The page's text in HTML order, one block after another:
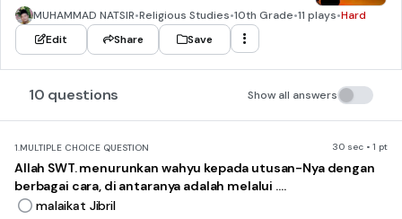
MUHAMMAD NATSIR•Religious Studies•10th Grade•11 plays•Hard
Edit
Share Save
10 questions Show all answers
1.MULTIPLE CHOICE QUESTION 30 sec • 1 pt
Allah SWT. menurunkan wahyu kepada utusan-Nya dengan
berbagai cara, di antaranya adalah melalui ....
malaikat Jibril